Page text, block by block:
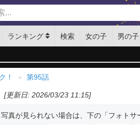
ランキング 検索 女の子 男の子
！ 第95話
[更新日: 2026/03/23 11:15]
写真が見られない場合は、下の「フォト